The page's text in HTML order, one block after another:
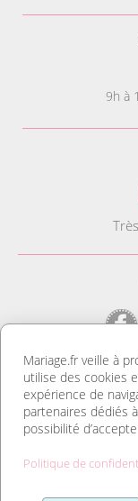
9h à
LE
Notre site est le
trouverez des idées
marque place et
Mariage.fr veille à
utilise des cookies
expérience de
partenaires dédiés
possibilité
Politique de